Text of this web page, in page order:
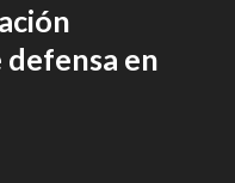
defensa en